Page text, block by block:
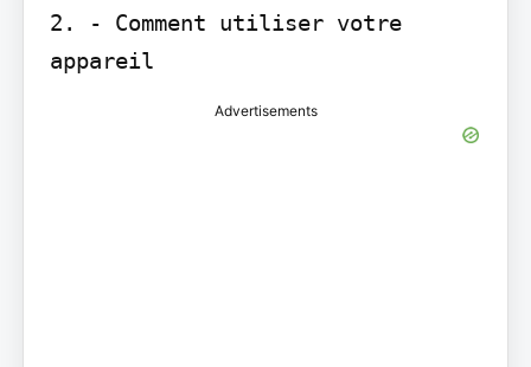
2. - Comment utiliser votre
appareil
Advertisements